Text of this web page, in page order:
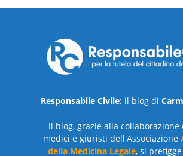
Responsabile Civile: il blog di
Il blog, grazie alla collaborazione
medici e giuristi dell'Associazione
della Medicina Legale, si